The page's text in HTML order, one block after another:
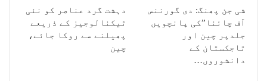
شی جن پھنگ: دی گورننس
آف چائنا”کی پانچویں
جلدپر چین اور
تاجکستان کے
دانشوروں…
دہشت گرد عناصر کو نئی
ٹیکنالوجیز کے ذریعے
پھیلنے سے روکا جائے،
چین